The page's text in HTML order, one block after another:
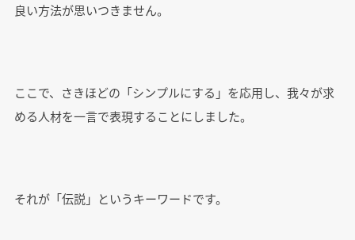
良い方法が思いつきません。
ここで、さきほどの「シンプルにする」を応用し、我々が求
める人材を一言で表現することにしました。
それが「伝説」というキーワードです。